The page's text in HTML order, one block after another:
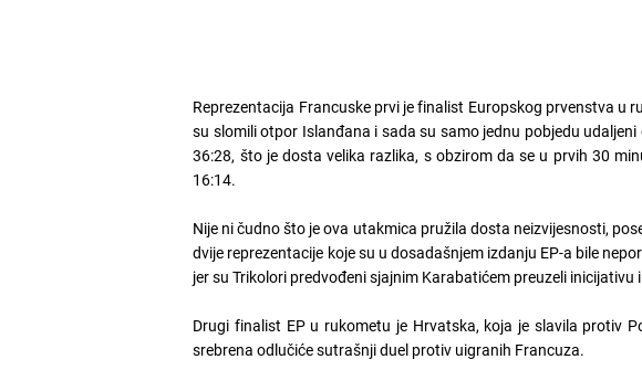
Reprezentacija Francuske prvi je finalist Europskog prvenstva
su slomili otpor Islanđana i sada su samo jednu pobjedu
36:28, što je dosta velika razlika, s obzirom da se u prvih 30
16:14.
Nije ni čudno što je ova utakmica pružila dosta neizvijesnosti,
dvije reprezentacije koje su u dosadašnjem izdanju EP-a bile
jer su Trikolori predvođeni sjajnim Karabatićem preuzeli
Drugi finalist EP u rukometu je Hrvatska, koja je slavila protiv
srebrena odlučiće sutrašnji duel protiv uigranih Francuza.